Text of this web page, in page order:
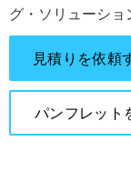
グ・ソリューショ
見積りを依頼
パンフレット